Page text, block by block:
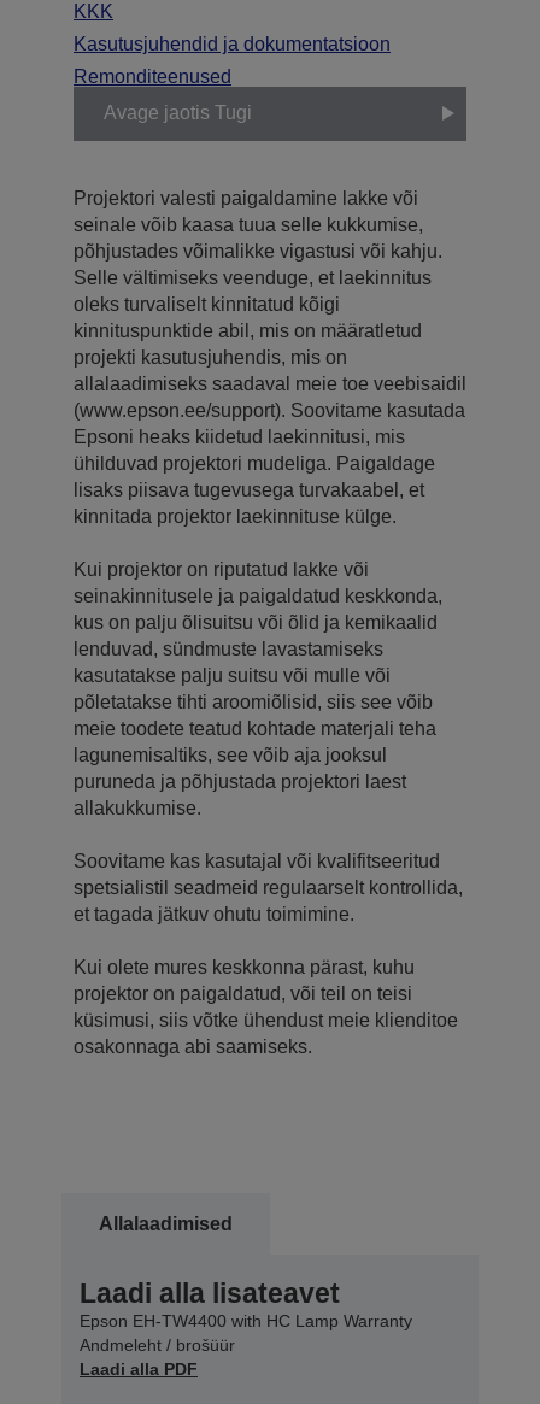
KKK
Kasutusjuhendid ja dokumentatsioon
Remonditeenused
Avage jaotis Tugi
Projektori valesti paigaldamine lakke või
seinale võib kaasa tuua selle kukkumise,
põhjustades võimalikke vigastusi või kahju.
Selle vältimiseks veenduge, et laekinnitus
oleks turvaliselt kinnitatud kõigi
kinnituspunktide abil, mis on määratletud
projekti kasutusjuhendis, mis on
allalaadimiseks saadaval meie toe veebisaidil
(www.epson.ee/support). Soovitame kasutada
Epsoni heaks kiidetud laekinnitusi, mis
ühilduvad projektori mudeliga. Paigaldage
lisaks piisava tugevusega turvakaabel, et
kinnitada projektor laekinnituse külge.
Kui projektor on riputatud lakke või
seinakinnitusele ja paigaldatud keskkonda,
kus on palju õlisuitsu või õlid ja kemikaalid
lenduvad, sündmuste lavastamiseks
kasutatakse palju suitsu või mulle või
põletatakse tihti aroomiõlisid, siis see võib
meie toodete teatud kohtade materjali teha
lagunemisaltiks, see võib aja jooksul
puruneda ja põhjustada projektori laest
allakukkumise.
Soovitame kas kasutajal või kvalifitseeritud
spetsialistil seadmeid regulaarselt kontrollida,
et tagada jätkuv ohutu toimimine.
Kui olete mures keskkonna pärast, kuhu
projektor on paigaldatud, või teil on teisi
küsimusi, siis võtke ühendust meie klienditoe
osakonnaga abi saamiseks.
Allalaadimised
Laadi alla lisateavet
Epson EH-TW4400 with HC Lamp Warranty
Andmeleht / brošüür
Laadi alla PDF